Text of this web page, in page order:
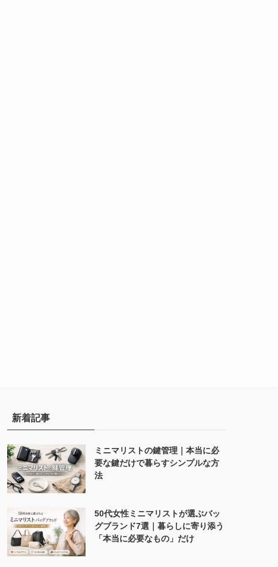
新着記事
ミニマリストの鍵管理｜本当に必
要な鍵だけで暮らすシンプルな方
法
50代女性ミニマリストが選ぶバッ
グブランド7選｜暮らしに寄り添う
「本当に必要なもの」だけ